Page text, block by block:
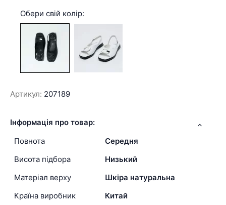
Обери свій колір:
Артикул: 207189
Інформація про товар:
Повнота
Середня
Висота підбора
Низький
Матеріал верху
Шкіра натуральна
Країна виробник
Китай